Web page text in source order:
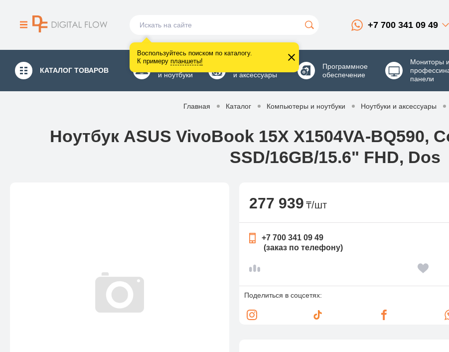
Воспользуйтесь поиском по каталогу.
К примеру планшеты!
+7 700 341 09 49
КАТАЛОГ ТОВАРОВ
Компьютеры
и ноутбуки
и аксессуары
Программное
обеспечение
Мониторы и
панели
Главная Каталог Компьютеры и ноутбуки Ноутбуки и аксессуары
Ноутбук ASUS VivoBook 15X X1504VA-BQ590,
SSD/16GB/15.6" FHD, Dos
277 939 ₸/шт
+7 700 341 09 49
(заказ по телефону)
Поделиться в соцсетях: